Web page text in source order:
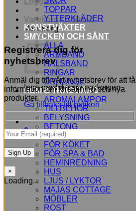
Registrera dig för
nyhetsbrev
Anmäl dig till vårt nyhetsbrev för att få
information om försäljning och nya
produkter.
×
Loading...
Varukorg /0,00kr 0
Varukorg
Inga produkter i varukorgen.
Gå tillbaka till butiken
0
TOPPAR
YTTERKLÄDER
KONSTVÄXTER
SMYCKEN OCH SÅNT
ALLA
ARMBAND
HALSBAND
RINGAR
ÖRHÄNGE
HEM & TRÄDGÅRD
AROMALAMPOR
TILLBEHÖR
BELYSNING
BETONG
BLOMMOR
FÖR KÖKET
FÖR SPA & BAD
HEMINREDNING
HUS
LJUS / LYKTOR
MAJAS COTTAGE
MÖBLER
ROST